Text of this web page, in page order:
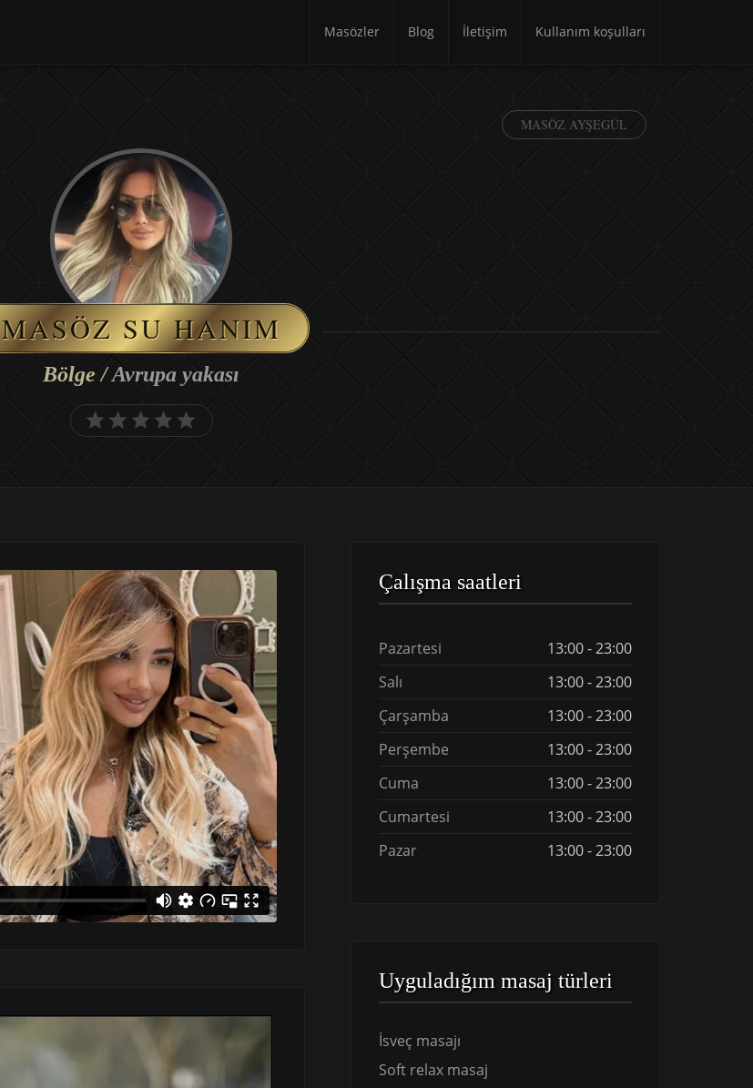
Masözler Blog İletişim Kullanım koşulları
MASÖZ AYŞEGÜL
MASÖZ SU HANIM
Bölge /Avrupa yakası
Çalışma saatleri
Pazartesi
13:00 - 23:00
Salı
13:00 - 23:00
Çarşamba
13:00 - 23:00
Perşembe
13:00 - 23:00
Cuma
13:00 - 23:00
Cumartesi
13:00 - 23:00
Pazar
13:00 - 23:00
Uyguladığım masaj türleri
İsveç masajı
Soft relax masaj